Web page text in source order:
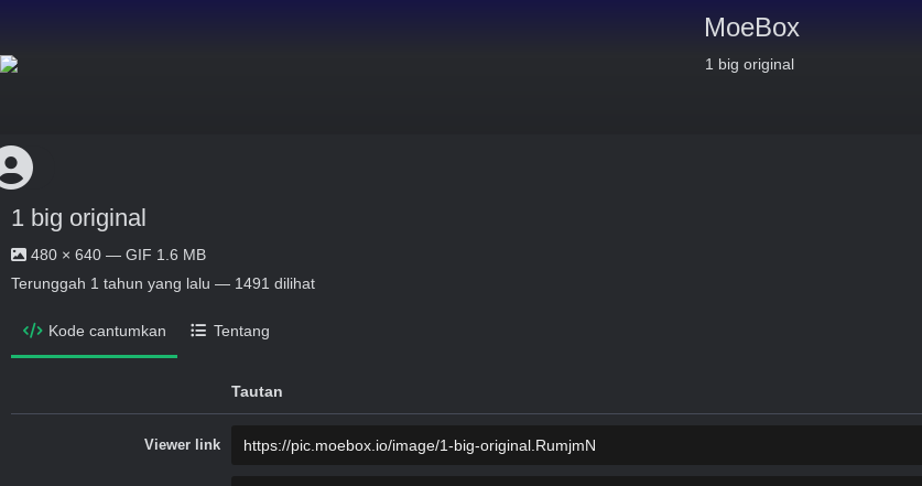
MoeBox
1 big original
480 × 640 — GIF 1.6 MB
Terunggah 1 tahun yang lalu — 1491 dilihat
Kode cantumkan Tentang
Tautan
Viewer link